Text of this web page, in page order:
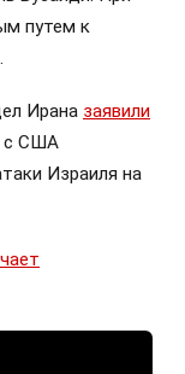
путем к
Ирана заявили
с США
Израиля на